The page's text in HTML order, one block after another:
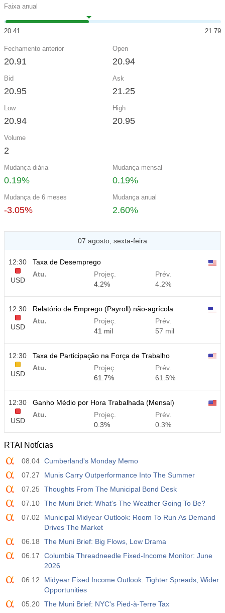
Faixa anual
20.41 21.79
Fechamento anterior
20.91
Open
20.94
Bid
20.95
Ask
21.25
Low
20.94
High
20.95
Volume
2
Mudança diária
0.19%
Mudança mensal
0.19%
Mudança de 6 meses
-3.05%
Mudança anual
2.60%
07 agosto, sexta-feira
12:30
USD
Taxa de Desemprego
Atu.
Projeç.
4.2%
Prév.
4.2%
12:30
USD
Relatório de Emprego (Payroll) não-agrícola
Atu.
Projeç.
41 mil
Prév.
57 mil
12:30
USD
Taxa de Participação na Força de Trabalho
Atu.
Projeç.
61.7%
Prév.
61.5%
12:30
USD
Ganho Médio por Hora Trabalhada (Mensal)
Atu.
Projeç.
0.3%
Prév.
0.3%
12:30
Ganho Médio por Hora Trabalhada (Anual)
Atu.
Projeç.
3.5%
3.5%
USD
Atu.
Projeç.
40 mil
Prév.
49 mil
12:30
USD
Taxa de Desemprego U6
Atu.
Projeç.
Prév.
USD
Contagem de Sondas Baker Hughes
Atu.
Projeç.
Prév.
RTAI Notícias
08.04 Cumberland's Monday Memo
07.27
Munis Carry Outperformance Into The Summer
07.25
Thoughts From The Municipal Bond Desk
07.10 The Muni Brief: What's The Weather Going To Be?
07.02
Municipal Midyear Outlook: Room To Run As Demand
Drives The Market
06.18
The Muni Brief: Big Flows, Low Drama
06.17
Columbia Threadneedle Fixed-Income Monitor: June
2026
06.12
Midyear Fixed Income Outlook: Tighter Spreads, Wider
Opportunities
05.20 The Muni Brief: NYC's Pied-à-Terre Tax